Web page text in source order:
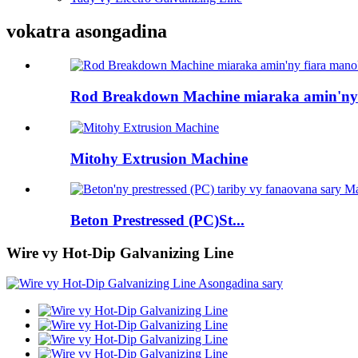
vokatra asongadina
Rod Breakdown Machine miaraka
Mitohy Extrusion Machine
Beton Prestressed (PC)St...
Wire vy Hot-Dip Galvanizing Line